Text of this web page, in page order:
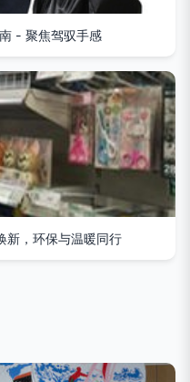
- 聚焦驾驭手感
新，环保与温暖同行